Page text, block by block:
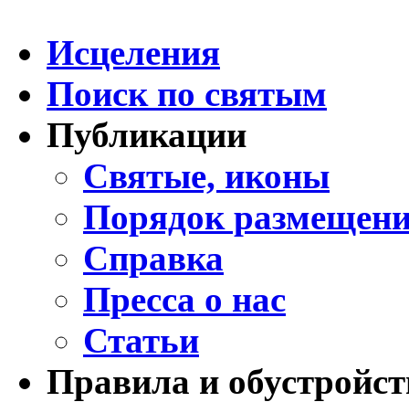
Исцеления
Поиск по святым
Публикации
Святые, иконы
Порядок
Справка
Пресса о нас
Статьи
Правила и